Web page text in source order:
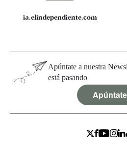
ia.elindependiente.com
Apúntate a nuestra
está pasando
Apúntate